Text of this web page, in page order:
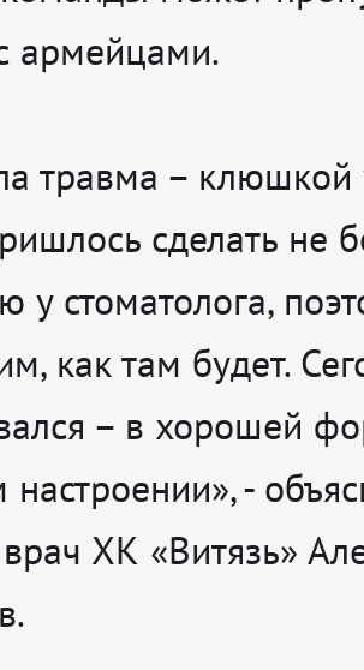
армейцами.
травма – клюшкой
сделать не
у стоматолога,
как там будет.
– в хорошей
-
ХК «Витязь»